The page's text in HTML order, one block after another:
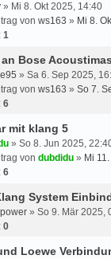
» Mi 8. Okt 2025, 14:40
von ws163 » Mi 8.
1
Bose
» Sa 6. Sep 2025,
von ws163 » So 7.
6
mit klang 5
» So 8. Jun 2025,
von dubdidu » Mi
6
System
» So 9. Mär 2025,
0
Loewe